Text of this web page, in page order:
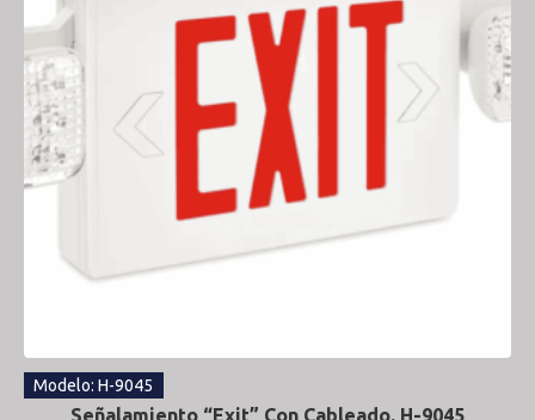
Modelo: H-9045